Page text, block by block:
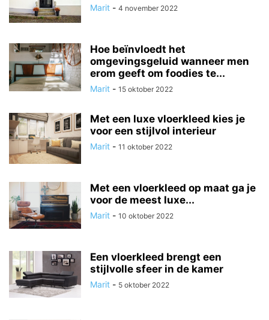
Marit - 4 november 2022
Hoe beïnvloedt het
omgevingsgeluid wanneer men
erom geeft om foodies te...
Marit - 15 oktober 2022
Met een luxe vloerkleed kies je
voor een stijlvol interieur
Marit - 11 oktober 2022
Met een vloerkleed op maat ga je
voor de meest luxe...
Marit - 10 oktober 2022
Een vloerkleed brengt een
stijlvolle sfeer in de kamer
Marit - 5 oktober 2022